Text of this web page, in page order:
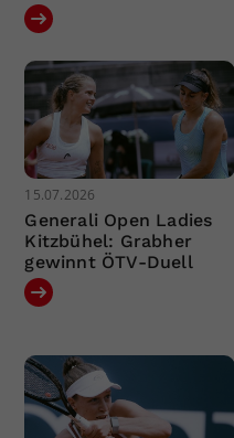
15.07.2026
Generali Open Ladies
Kitzbühel: Grabher
gewinnt ÖTV-Duell